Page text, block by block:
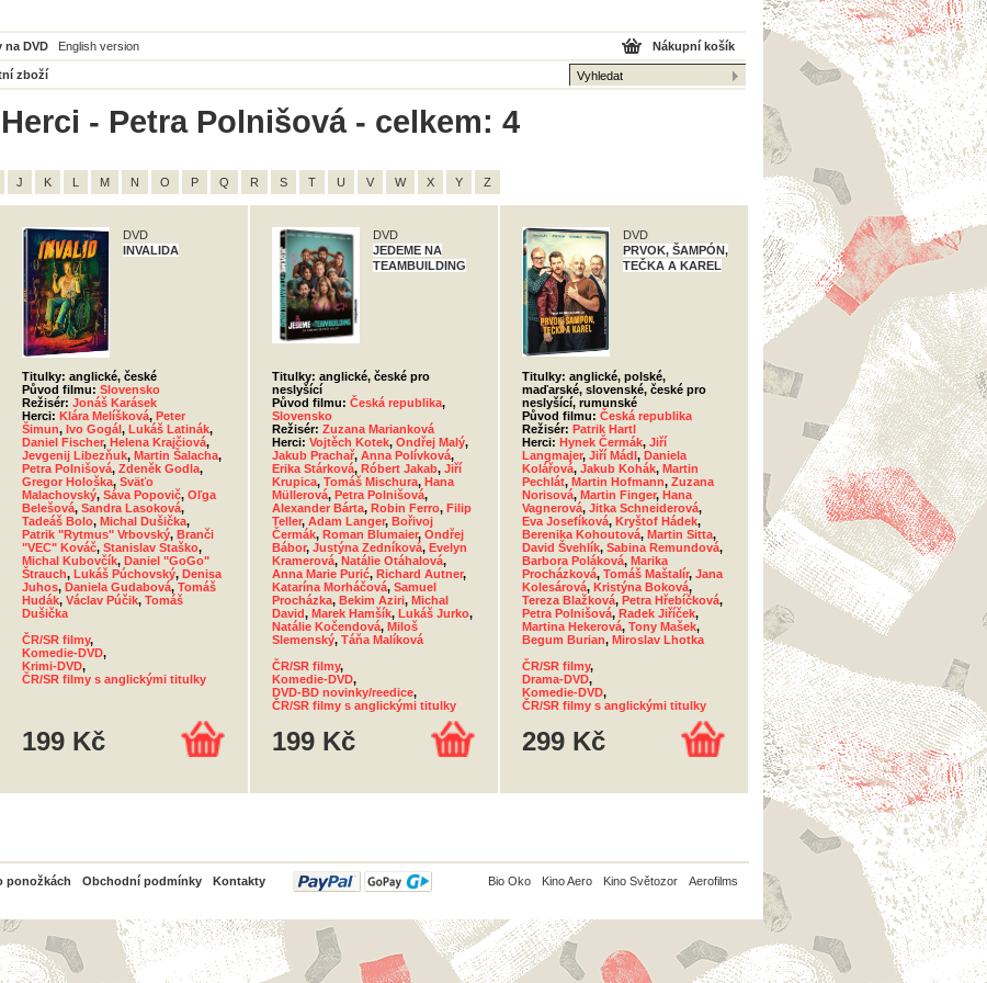
na DVD English version
zboží
Nákupní košík
- Petra Polnišová - celkem: 4
J K L M N O P Q R S T U V W X Y Z
DVD
INVALIDA
Titulky: anglické, české
Původ filmu: Slovensko
Režisér: Jonáš Karásek
Herci: Klára Melíšková, Peter
Šimun, Ivo Gogál, Lukáš Latinák,
Daniel Fischer, Helena Krajčiová,
Jevgenij Libezňuk, Martin Šalacha,
Petra Polnišová, Zdeněk Godla,
Gregor Hološka, Sväťo
Malachovský, Sáva Popovič, Oľga
Belešová, Sandra Lasoková,
Tadeáš Bolo, Michal Dušička,
Patrik "Rytmus" Vrbovský, Branči
"VEC" Kováč, Stanislav Staško,
Michal Kubovčík, Daniel "GoGo"
Štrauch, Lukáš Púchovský, Denisa
Juhos, Daniela Gudabová, Tomáš
Hudák, Václav Púčik, Tomáš
Dušička
ČR/SR filmy,
Komedie-DVD,
Krimi-DVD,
ČR/SR filmy s anglickými titulky
199 Kč
DVD
JEDEME NA
TEAMBUILDING
Titulky: anglické, české pro
neslyšící
Původ filmu: Česká republika,
Slovensko
Režisér: Zuzana Marianková
Herci: Vojtěch Kotek, Ondřej Malý,
Jakub Prachař, Anna Polívková,
Erika Stárková, Róbert Jakab, Jiří
Krupica, Tomáš Mischura, Hana
Müllerová, Petra Polnišová,
Alexander Bárta, Robin Ferro, Filip
Teller, Adam Langer, Bořivoj
Čermák, Roman Blumaier, Ondřej
Bábor, Justýna Zedníková, Evelyn
Kramerová, Natálie Otáhalová,
Anna Marie Purić, Richard Autner,
Katarína Morháčová, Samuel
Procházka, Bekim Aziri, Michal
David, Marek Hamšík, Lukáš Jurko,
Natálie Kočendová, Miloš
Slemenský, Táňa Malíková
ČR/SR filmy,
Komedie-DVD,
DVD-BD novinky/reedice,
ČR/SR filmy s anglickými titulky
199 Kč
DVD
PRVOK, ŠAMPÓN,
TEČKA A KAREL
Titulky: anglické, polské,
maďarské, slovenské, české pro
neslyšící, rumunské
Původ filmu: Česká republika
Režisér: Patrik Hartl
Herci: Hynek Čermák, Jiří
Langmajer, Jiří Mádl, Daniela
Kolářová, Jakub Kohák, Martin
Pechlát, Martin Hofmann, Zuzana
Norisová, Martin Finger, Hana
Vagnerová, Jitka Schneiderová,
Eva Josefíková, Kryštof Hádek,
Berenika Kohoutová, Martin Sitta,
David Švehlík, Sabina Remundová,
Barbora Poláková, Marika
Procházková, Tomáš Maštalír, Jana
Kolesárová, Kristýna Boková,
Tereza Blažková, Petra Hřebíčková,
Petra Polnišová, Radek Jiříček,
Martina Hekerová, Tony Mašek,
Begum Burian, Miroslav Lhotka
ČR/SR filmy,
Drama-DVD,
Komedie-DVD,
ČR/SR filmy s anglickými titulky
299 Kč
ponožkách Obchodní podmínky Kontakty
PayPal Bio Oko Kino Aero Kino Světozor Aerofilms